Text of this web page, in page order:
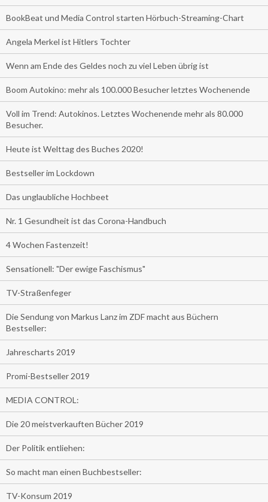
BookBeat und Media Control starten Hörbuch-Streaming-Chart
Angela Merkel ist Hitlers Tochter
Wenn am Ende des Geldes noch zu viel Leben übrig ist
Boom Autokino: mehr als 100.000 Besucher letztes Wochenende
Voll im Trend: Autokinos. Letztes Wochenende mehr als 80.000
Besucher.
Heute ist Welttag des Buches 2020!
Bestseller im Lockdown
Das unglaubliche Hochbeet
Nr. 1 Gesundheit ist das Corona-Handbuch
4 Wochen Fastenzeit!
Sensationell: "Der ewige Faschismus"
TV-Straßenfeger
Die Sendung von Markus Lanz im ZDF macht aus Büchern
Bestseller:
Jahrescharts 2019
Promi-Bestseller 2019
MEDIA CONTROL:
Die 20 meistverkauften Bücher 2019
Der Politik entliehen:
So macht man einen Buchbestseller:
TV-Konsum 2019